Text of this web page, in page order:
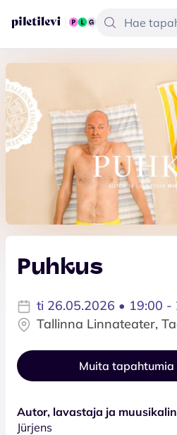
Puhkus
ti 26.05.2026 • 19:00 -
Tallinna Linnateater,
Muita tapahtumia
Autor, lavastaja ja
Jürjens